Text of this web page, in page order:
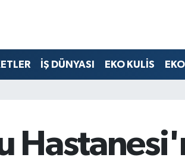
İŞ DÜNYASI EKO KULİS